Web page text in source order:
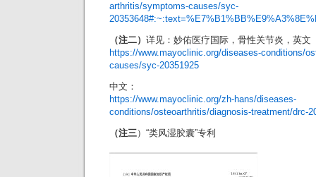
arthritis/symptoms-causes/syc-
（注二） 详见：妙佑医疗国际，骨性关节炎，英文
https://www.mayoclinic.org/diseases-conditions/
causes/syc-20351925
中文：
https://www.mayoclinic.org/zh-hans/diseases-
conditions/osteoarthritis/diagnosis-treatment/drc-
（注三）“类风湿胶囊”专利